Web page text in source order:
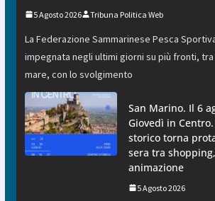
5 Agosto 2026 Tribuna Politica Web
La Federazione Sammarinese Pesca
impegnata negli ultimi giorni su più fronti,
mare, con lo svolgimento
San Marino. Il 6
Giovedì in
storico torna
sera tra
animazione
5 Agosto 2026